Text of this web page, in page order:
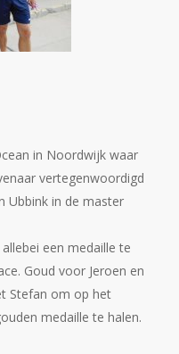
in Noordwijk waar
vertegenwoordigd
Ubbink in de master
een medaille te
Goud voor Jeroen en
Stefan om op het
medaille te halen.